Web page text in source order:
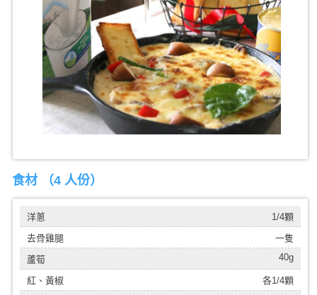
食材 （4 人份）
洋蔥
1/4顆
去骨雞腿
一隻
蘆筍
40g
紅、黃椒
各1/4顆